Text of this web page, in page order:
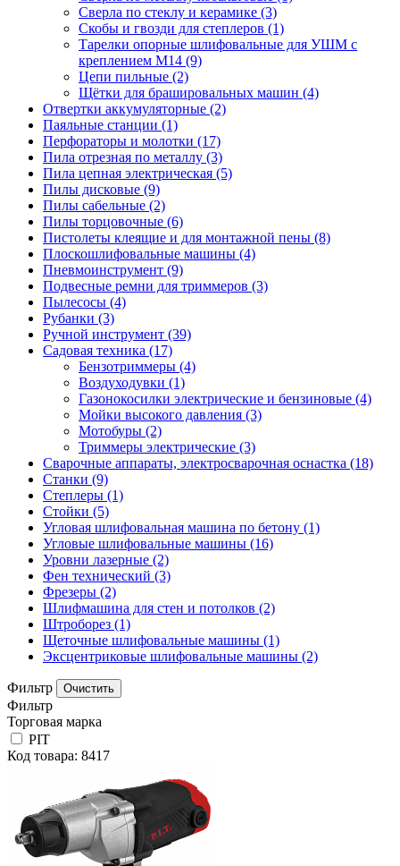
Сверла по стеклу и керамике (3)
Скобы и гвозди для степлеров (1)
Тарелки опорные шлифовальные для УШМ с
креплением М14 (9)
Цепи пильные (2)
Щётки для брашировальных машин (4)
Отвертки аккумуляторные (2)
Паяльные станции (1)
Перфораторы и молотки (17)
Пила отрезная по металлу (3)
Пила цепная электрическая (5)
Пилы дисковые (9)
Пилы сабельные (2)
Пилы торцовочные (6)
Пистолеты клеящие и для монтажной пены (8)
Плоскошлифовальные машины (4)
Пневмоинструмент (9)
Подвесные ремни для триммеров (3)
Пылесосы (4)
Рубанки (3)
Ручной инструмент (39)
Садовая техника (17)
Бензотриммеры (4)
Воздуходувки (1)
Газонокосилки электрические и бензиновые (4)
Мойки высокого давления (3)
Мотобуры (2)
Триммеры электрические (3)
Сварочные аппараты, электросварочная оснастка (18)
Станки (9)
Степлеры (1)
Стойки (5)
Угловая шлифовальная машина по бетону (1)
Угловые шлифовальные машины (16)
Уровни лазерные (2)
Фен технический (3)
Фрезеры (2)
Шлифмашина для стен и потолков (2)
Штроборез (1)
Щеточные шлифовальные машины (1)
Эксцентриковые шлифовальные машины (2)
Фильтр
Фильтр
Торговая марка
PIT
Код товара: 8417